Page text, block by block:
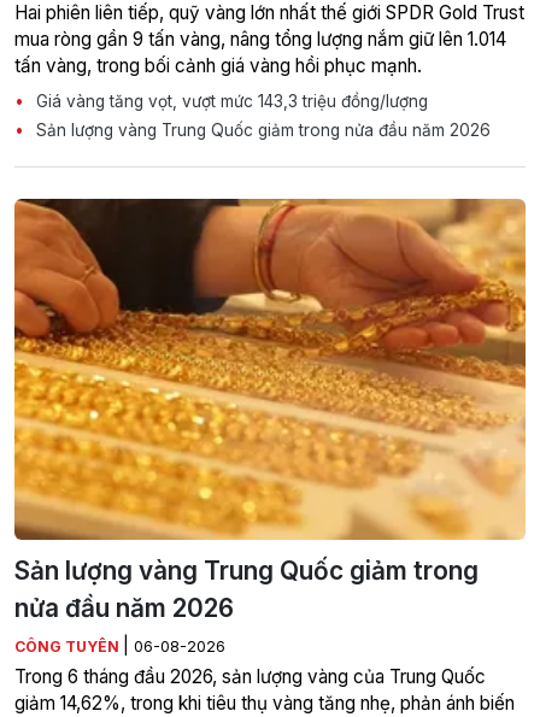
Hai phiên liên tiếp, quỹ vàng lớn nhất thế giới SPDR Gold Trust
mua ròng gần 9 tấn vàng, nâng tổng lượng nắm giữ lên 1.014
tấn vàng, trong bối cảnh giá vàng hồi phục mạnh.
Giá vàng tăng vọt, vượt mức 143,3 triệu đồng/lượng
Sản lượng vàng Trung Quốc giảm trong nửa đầu năm 2026
Sản lượng vàng Trung Quốc giảm trong
nửa đầu năm 2026
CÔNG TUYÊN 06-08-2026
Trong 6 tháng đầu 2026, sản lượng vàng của Trung Quốc
giảm 14,62%, trong khi tiêu thụ vàng tăng nhẹ, phản ánh biến